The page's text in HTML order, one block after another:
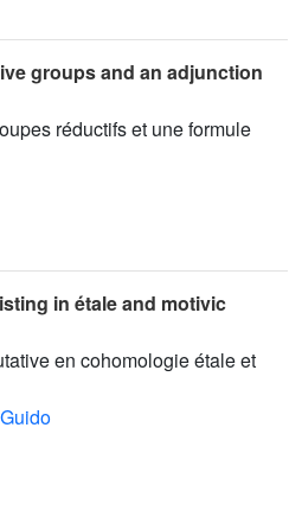
groups and an adjunction
réductifs et une formule
in étale and motivic
en cohomologie étale et